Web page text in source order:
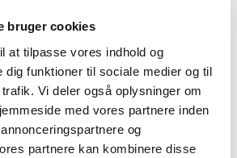
bruger cookies
at tilpasse vores indhold og
dig funktioner til sociale medier og til
Vi deler også oplysninger om
med vores partnere inden
og
partnere kan kombinere disse